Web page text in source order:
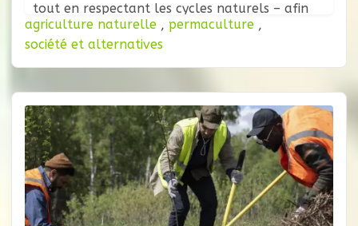
tout en respectant les cycles naturels – afin
de s’y intégrer harmonieusement. La
biodiversité – ensemble du minéral, végétal et
animal – forme ce vaste réseau d’éco-
systèmes que nous
agriculture naturelle , permaculture ,
société et alternatives